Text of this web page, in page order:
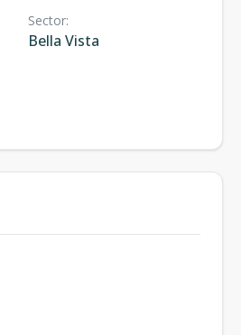
Sector:
Bella Vista